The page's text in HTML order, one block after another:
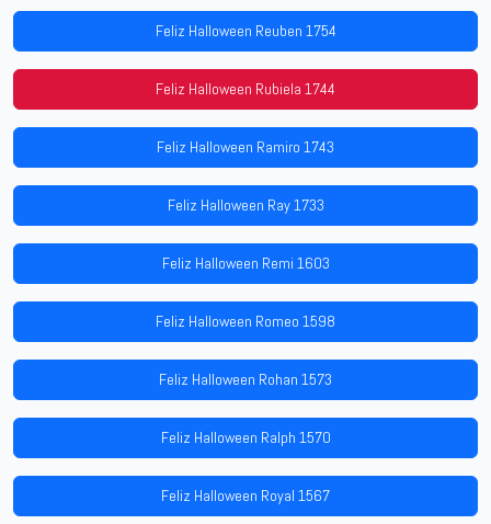
Feliz Halloween Reuben 1754
Feliz Halloween Rubiela 1744
Feliz Halloween Ramiro 1743
Feliz Halloween Ray 1733
Feliz Halloween Remi 1603
Feliz Halloween Romeo 1598
Feliz Halloween Rohan 1573
Feliz Halloween Ralph 1570
Feliz Halloween Royal 1567